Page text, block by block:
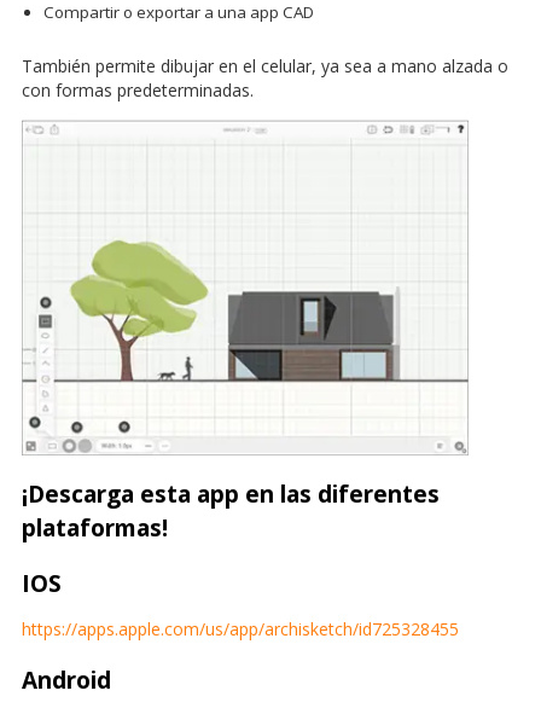
Compartir o exportar a una app CAD
También permite dibujar en el celular, ya sea a mano alzada o
con formas predeterminadas.
¡Descarga esta app en las diferentes
plataformas!
IOS
https://apps.apple.com/us/app/archisketch/id725328455
Android